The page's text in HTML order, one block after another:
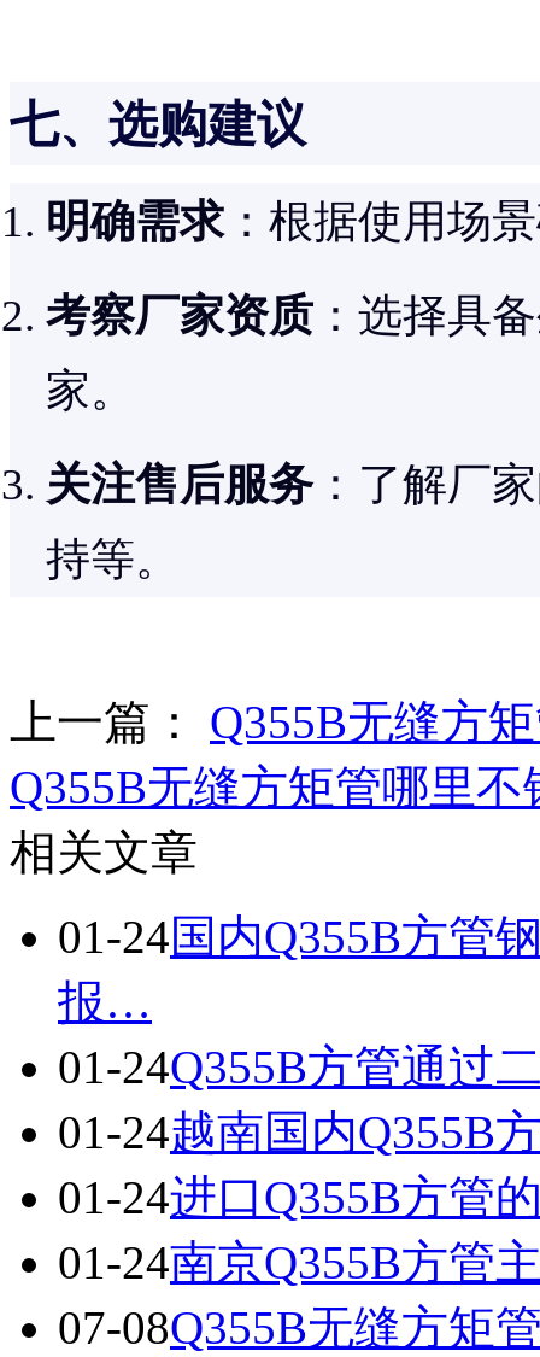
七、选购建议
明确需求：根据使用场
考察厂家资质 ：选择具
家。
关注售后服务：了解厂
持等。
上一篇： Q355B无缝方
Q355B无缝方矩管哪里不
相关文章
01-24国内Q355B方管
报…
01-24Q355B方管通过
01-24越南国内Q355B
01-24进口Q355B方管
01-24南京Q355B方管
07-08Q355B无缝方矩